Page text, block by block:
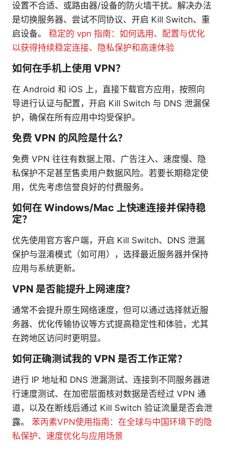
设置不合适、或路由器/设备的防火墙干扰。解决办法
是切换服务器、尝试不同协议、开启 Kill Switch、重
启设备。 稳定的 vpn 指南：如何选用、配置与优化
以获得持续稳定连接、隐私保护和高速体验
如何在手机上使用 VPN？
在 Android 和 iOS 上，直接下载官方应用，按照向
导进行认证与配置，开启 Kill Switch 与 DNS 泄漏保
护，确保在所有应用中均受保护。
免费 VPN 的风险是什么？
免费 VPN 往往有数据上限、广告注入、速度慢、隐
私保护不足甚至售卖用户数据风险。若要长期稳定使
用，优先考虑信誉良好的付费服务。
如何在 Windows/Mac 上快速连接并保持稳
定？
优先使用官方客户端，开启 Kill Switch、DNS 泄漏
保护与混淆模式（如可用），选择最近服务器并保持
应用与系统更新。
VPN 是否能提升上网速度？
通常不会提升原生网络速度，但可以通过选择就近服
务器、优化传输协议等方式提高稳定性和体验，尤其
在跨地区访问时更明显。
如何正确测试我的 VPN 是否工作正常？
进行 IP 地址和 DNS 泄漏测试、连接到不同服务器进
行速度测试、在加密层面核对数据是否经过 VPN 通
道，以及在断线后通过 Kill Switch 验证流量是否会泄
露。 苯丙素VPN使用指南：在全球与中国环境下的隐
私保护、速度优化与应用场景